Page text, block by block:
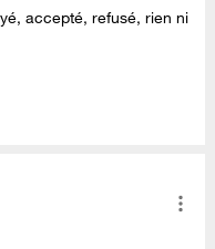
accepté, refusé, rien ni